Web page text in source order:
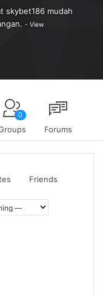
skybet186 mudah
View
0
Forums
Friends